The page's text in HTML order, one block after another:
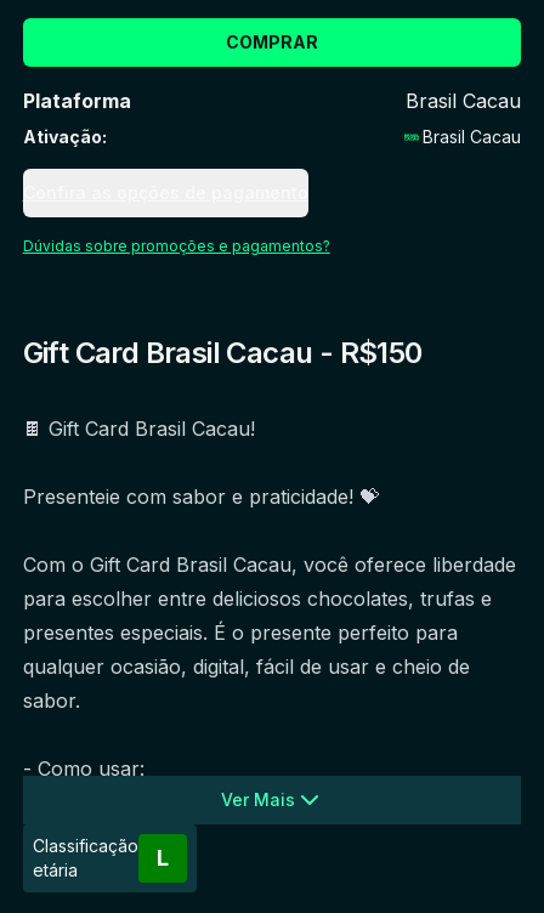
COMPRAR
Plataforma Brasil Cacau
Ativação: Brasil Cacau
Dúvidas sobre promoções e pagamentos?
Gift Card Brasil Cacau - R$150
🍫 Gift Card Brasil Cacau!
Presenteie com sabor e praticidade! 💝
Com o Gift Card Brasil Cacau, você oferece liberdade
para escolher entre deliciosos chocolates, trufas e
presentes especiais. É o presente perfeito para
qualquer ocasião, digital, fácil de usar e cheio de
sabor.
- Como usar:
O presenteado recebe o cartão virtual com validade
Ver Mais
Classificação
etária
L